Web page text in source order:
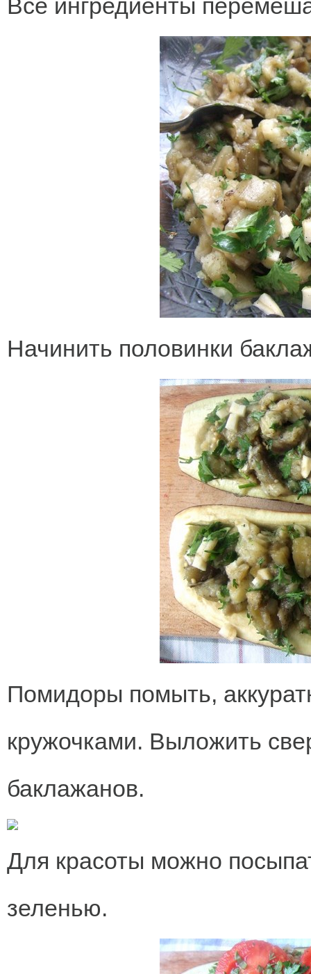
Все ингредиенты
Начинить половинки
Помидоры помыть,
кружочками. Выложить
баклажанов.
Для красоты можно
зеленью.